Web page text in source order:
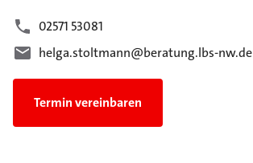
02571 53081
helga.stoltmann@beratung.lbs-nw.de
Termin vereinbaren